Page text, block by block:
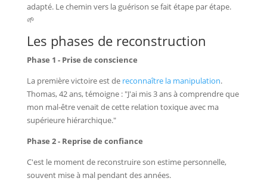
adapté. Le chemin vers la guérison se fait étape par étape.
🌱
Les phases de reconstruction
Phase 1 - Prise de conscience
La première victoire est de reconnaître la manipulation.
Thomas, 42 ans, témoigne : "J'ai mis 3 ans à comprendre que
mon mal-être venait de cette relation toxique avec ma
supérieure hiérarchique."
Phase 2 - Reprise de confiance
C'est le moment de reconstruire son estime personnelle,
souvent mise à mal pendant des années.